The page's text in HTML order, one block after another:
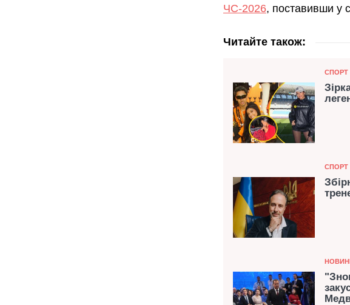
ЧС-2026, поставивши у
Читайте також:
СПОРТ
СПОРТ